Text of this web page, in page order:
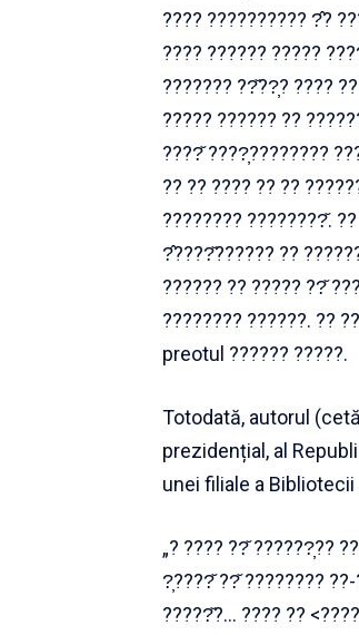
???? ?????????? ?̂?
???? ?????? ?????
??????? ??̆??̦? ????
????? ?????? ??
????̆ ????̦????????
?? ?? ???? ?? ??
???????? ????????̆.
?̂????̆?????? ??
?????? ?? ????? ??̆
???????? ??????. ??
preotul ?????? ?????.
Totodată, autorul
prezidențial, al
unei filiale a
„? ???? ??̆ ??????̦??
?̦????̆ ??̆ ????????
?????̆?… ???? ??